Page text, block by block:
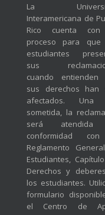
La
Interamericana de
Rico cuenta
proceso para que
estudiantes
sus
cuando entienden
sus derechos han
afectados. Una
sometida, la
será atendida
conformidad
Reglamento
Estudiantes,
Derechos y
los estudiantes.
formulario
el Centro de